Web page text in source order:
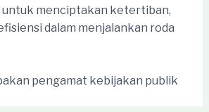
untuk menciptakan ketertiban,
dalam menjalankan roda
pengamat kebijakan publik